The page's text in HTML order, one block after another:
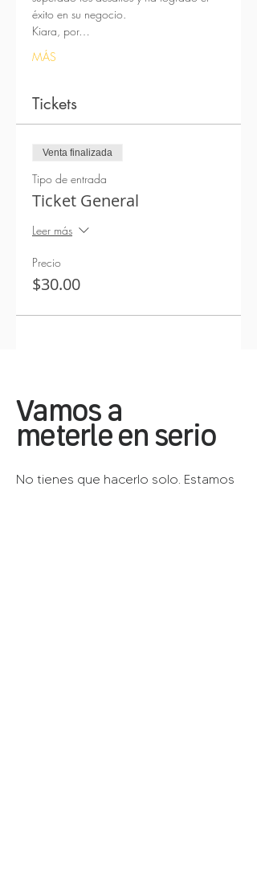
éxito en su negocio.
Kiara, por…
MÁS
Tickets
Venta finalizada
Tipo de entrada
Ticket General
Leer más
Precio
$30.00
Vamos a
meterle en serio
No tienes que hacerlo solo. Estamos